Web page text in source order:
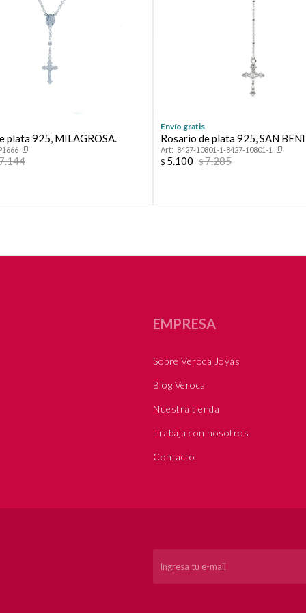
plata 925, MILAGROSA.
Envío gratis
Rosario de plata 925, SAN
8427-10801-1-8427-10801-1
$ 5.100 $7.285
EMPRESA
Sobre Veroca Joyas
Blog Veroca
Nuestra tienda
Trabaja con nosotros
Contacto